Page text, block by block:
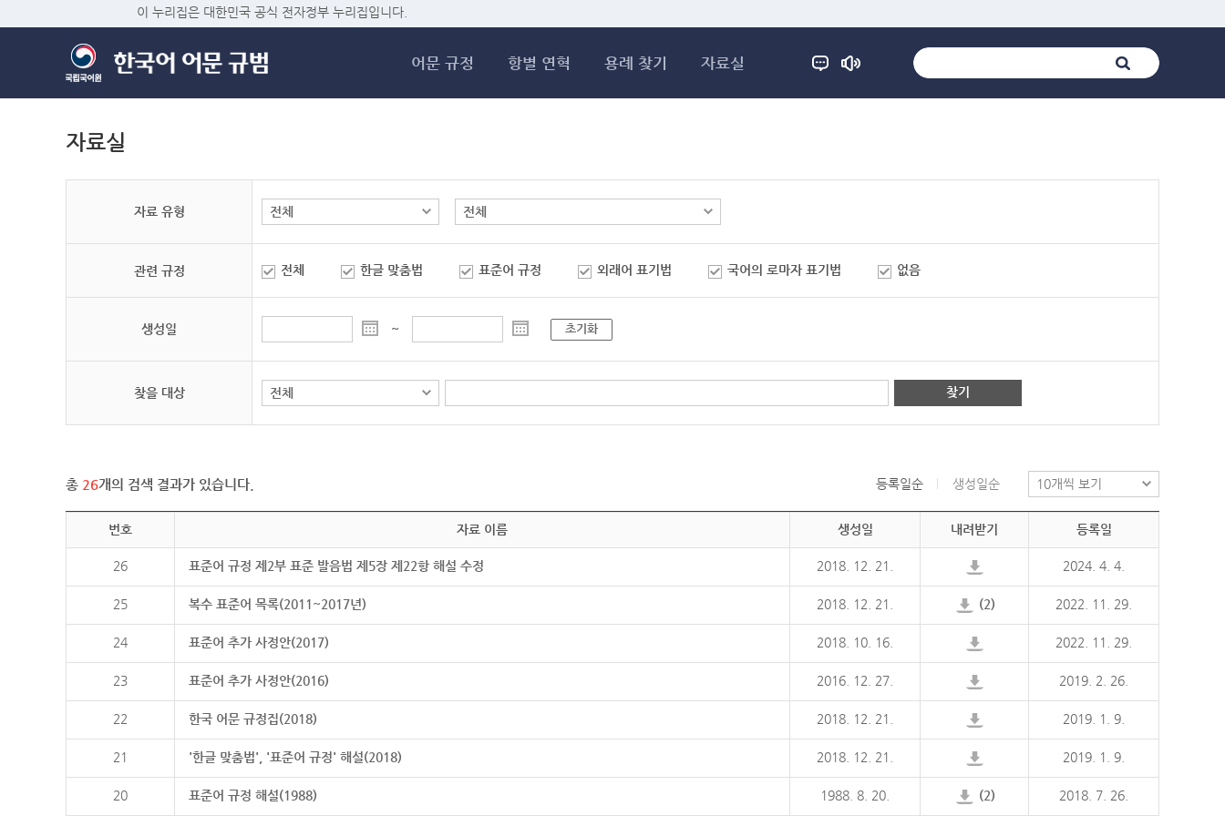
이 누리집은 대한민국 공식 전자정부 누리집입니다.
어문 규정 항별 연혁 용례 찾기 자료실
자료실
자료 유형
관련 규정 전체 한글 맞춤법 표준어 규정 외래어 표기법 국어의 로마자 표기법 없음
생성일 ~ 초기화
찾을 대상 찾기
총 26개의 검색 결과가 있습니다. 등록일순 생성일순
번호 자료 이름 생성일 내려받기 등록일
26 표준어 규정 제2부 표준 발음법 제5장 제22항 해설 수정 2018. 12. 21. 2024. 4. 4.
25 복수 표준어 목록(2011~2017년) 2018. 12. 21. (2) 2022. 11. 29.
24 표준어 추가 사정안(2017) 2018. 10. 16. 2022. 11. 29.
23 표준어 추가 사정안(2016) 2016. 12. 27. 2019. 2. 26.
22 한국 어문 규정집(2018) 2018. 12. 21. 2019. 1. 9.
21 '한글 맞춤법', '표준어 규정' 해설(2018) 2018. 12. 21. 2019. 1. 9.
20 표준어 규정 해설(1988) 1988. 8. 20. (2) 2018. 7. 26.